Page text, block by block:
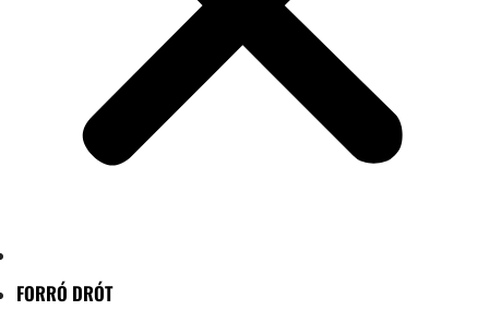
FORRÓ DRÓT